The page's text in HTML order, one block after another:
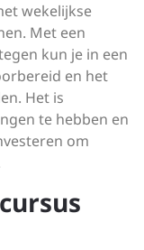
wekelijkse
Met een
kun je in een
en het
Het is
te hebben en
om